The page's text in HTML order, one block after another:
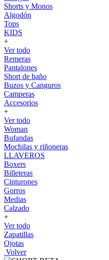
Shorts y Monos
Algodón
Tops
KIDS
+
Ver todo
Remeras
Pantalones
Short de baño
Buzos y Canguros
Camperas
Accesorios
+
Ver todo
Woman
Bufandas
Mochilas y riñoneras
LLAVEROS
Boxers
Billeteras
Cinturones
Gorros
Medias
Calzado
+
Ver todo
Zapatillas
Ojotas
Volver